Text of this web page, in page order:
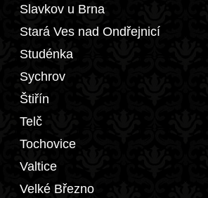
Slavkov u Brna
Stará Ves nad Ondřejnicí
Studénka
Sychrov
Štiřín
Telč
Tochovice
Valtice
Velké Březno